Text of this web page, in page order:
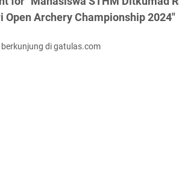
Open Archery Championship 2024"
di gatulas.com